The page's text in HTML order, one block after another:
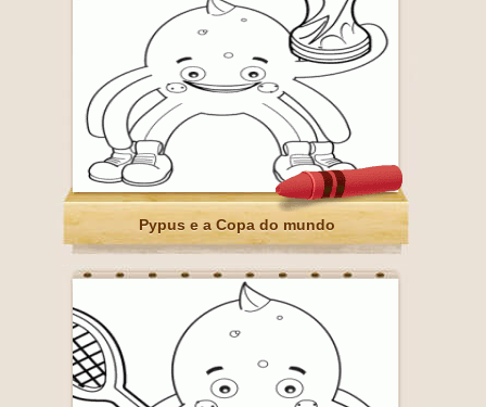
Pypus e a Copa do mundo